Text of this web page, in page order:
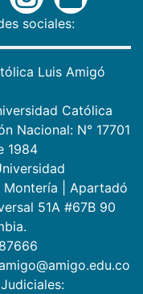
sociales:
Luis Amigó
Católica
Nacional: N° 17701
1984
Montería
Apartadó
51A #67B 90